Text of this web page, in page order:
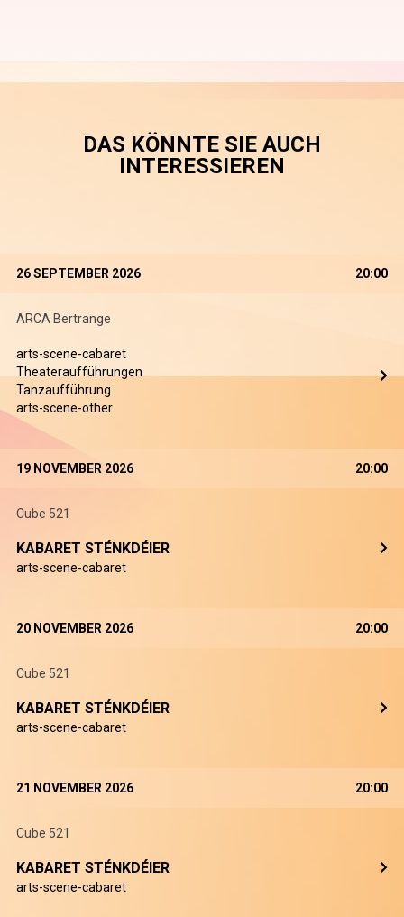
DAS KÖNNTE SIE AUCH
INTERESSIEREN
26 SEPTEMBER 2026 20:00
ARCA Bertrange
arts-scene-cabaret
Theateraufführungen
Tanzaufführung
arts-scene-other
19 NOVEMBER 2026 20:00
Cube 521
KABARET STÉNKDÉIER
arts-scene-cabaret
20 NOVEMBER 2026 20:00
Cube 521
KABARET STÉNKDÉIER
arts-scene-cabaret
21 NOVEMBER 2026 20:00
Cube 521
KABARET STÉNKDÉIER
arts-scene-cabaret